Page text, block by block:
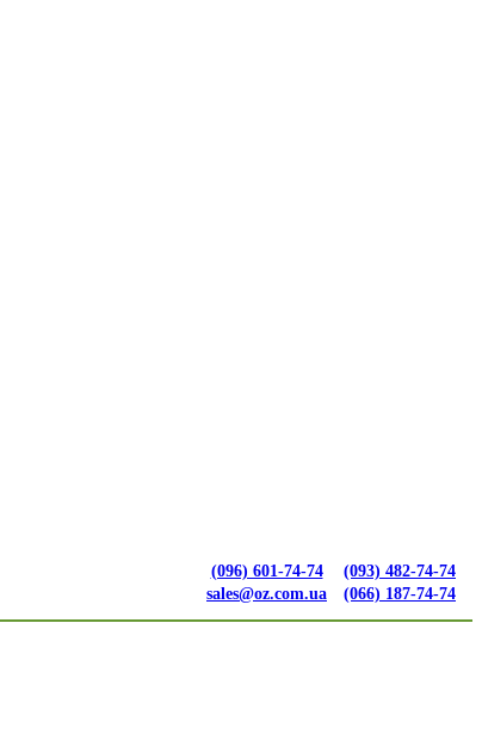
(096) 601-74-74
sales@oz.com.ua
(093) 482-74-74
(066) 187-74-74